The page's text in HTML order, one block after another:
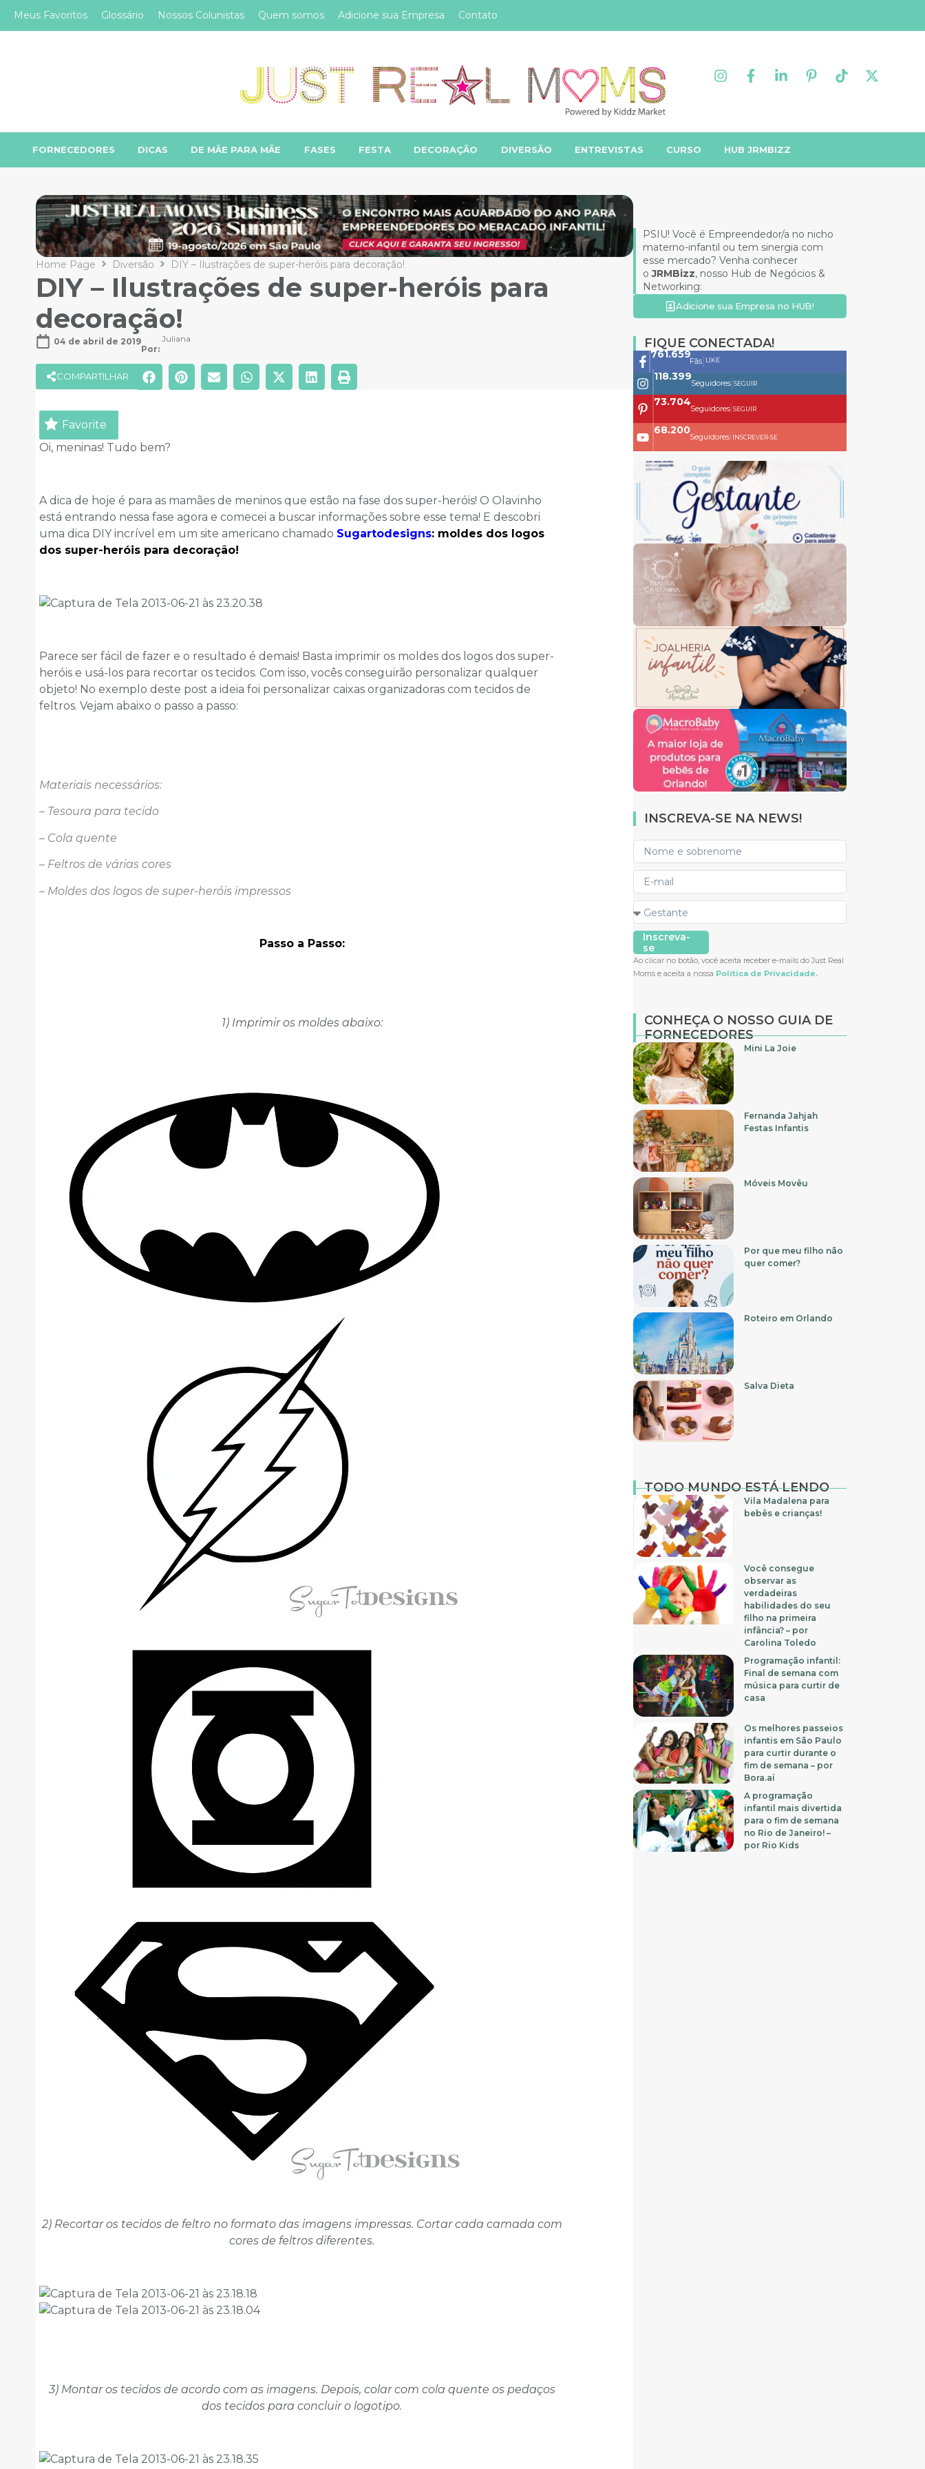
Meus Favoritos Glossário Nossos Colunistas Quem somos Adicione sua Empresa Contato
FORNECEDORES DICAS DE MÃE PARA MÃE FASES FESTA DECORAÇÃO DIVERSÃO ENTREVISTAS CURSO HUB JRMBIZZ
Home Page Diversão DIY – Ilustrações de super-heróis para decoração!
DIY – Ilustrações de super-heróis para
decoração!
04 de abril de 2019
Por:
Juliana
COMPARTILHAR
Favorite
Oi, meninas! Tudo bem?
A dica de hoje é para as mamães de meninos que estão na fase dos super-heróis! O Olavinho
está entrando nessa fase agora e comecei a buscar informações sobre esse tema! E descobri
uma dica DIY incrível em um site americano chamado Sugartodesigns: moldes dos logos
dos super-heróis para decoração!
Parece ser fácil de fazer e o resultado é demais! Basta imprimir os moldes dos logos dos super-
heróis e usá-los para recortar os tecidos. Com isso, vocês conseguirão personalizar qualquer
objeto! No exemplo deste post a ideia foi personalizar caixas organizadoras com tecidos de
feltros. Vejam abaixo o passo a passo:
Materiais necessários:
– Tesoura para tecido
– Cola quente
– Feltros de várias cores
– Moldes dos logos de super-heróis impressos
Passo a Passo:
1) Imprimir os moldes abaixo:
2) Recortar os tecidos de feltro no formato das imagens impressas. Cortar cada camada com
cores de feltros diferentes.
3) Montar os tecidos de acordo com as imagens. Depois, colar com cola quente os pedaços
dos tecidos para concluir o logotipo.
PSIU! Você é Empreendedor/a no nicho
materno-infantil ou tem sinergia com
esse mercado? Venha conhecer
oJRMBizz, nosso Hub de Negócios &
Networking:
Adicione sua Empresa no HUB!
FIQUE CONECTADA!
761.659
Fãs LIKE
118.399
Seguidores| SEGUIR
73.704
Seguidores| SEGUIR
68.200
Seguidores| INSCREVER-SE
INSCREVA-SE NA NEWS!
Inscreva-
se
Ao clicar no botão, você aceita receber e-mails do Just Real
Moms e aceita a nossa Política de Privacidade.
CONHEÇA O NOSSO GUIA DE
FORNECEDORES
Mini La Joie
Fernanda Jahjah
Festas Infantis
Móveis Movêu
Por que meu filho não
quer comer?
Roteiro em Orlando
Salva Dieta
TODO MUNDO ESTÁ LENDO
Vila Madalena para
bebês e crianças!
Você consegue
observar as
verdadeiras
habilidades do seu
filho na primeira
infância? – por
Carolina Toledo
Programação infantil:
Final de semana com
música para curtir de
casa
Os melhores passeios
infantis em São Paulo
para curtir durante o
fim de semana – por
Bora.aí
A programação
infantil mais divertida
para o fim de semana
no Rio de Janeiro! –
por Rio Kids